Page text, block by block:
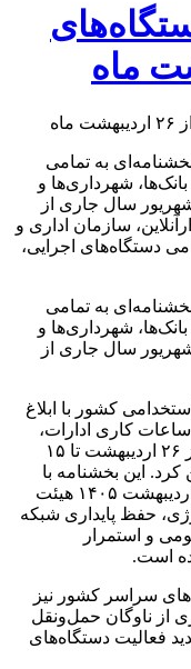
به تمامی
شهرداری‌ها و
عمومی را از ۲۶ اردیبهشت تا ۱۵ شهریور سال جاری از
سازمان اداری و
دستگاه‌های اجرایی،
به تمامی
شهرداری‌ها و
عمومی را از ۲۶ اردیبهشت تا ۱۵ شهریور سال جاری از
کشور با ابلاغ
کاری ادارات،
بانک‌ها، شهرداری‌ها و نهادهای عمومی را از ۲۶ اردیبهشت تا ۱۵
از ساعت ۷ تا ۱۳ تعیین کرد. این بخشنامه با
استناد به مصوبه شماره ۱۱۷۷۴ مورخ ۲۰ اردیبهشت ۱۴۰۵ هیئت
حفظ پایداری شبکه
و استمرار
است.
سراسر کشور نیز
از ناوگان حمل‌ونقل
فعالیت دستگاه‌های